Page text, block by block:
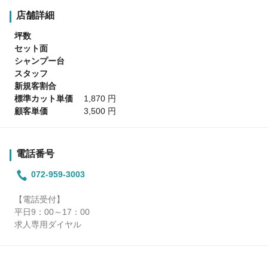
店舗詳細
坪数
セット面
シャンプー台
スタッフ
新規客割合
標準カット単価
1,870 円
顧客単価
3,500 円
電話番号
072-959-3003
【電話受付】
平日9：00～17：00
求人専用ダイヤル